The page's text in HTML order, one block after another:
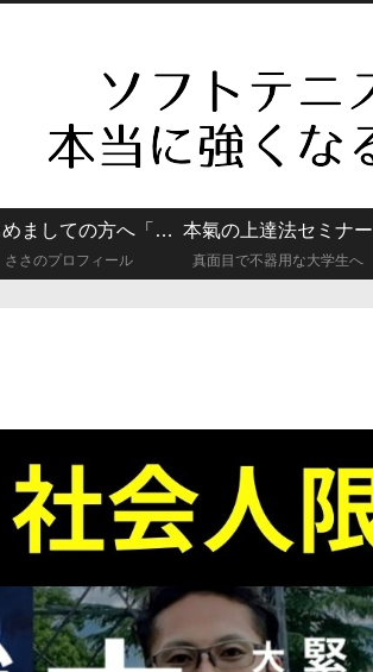
はじめましての方へ「真面目で不器用な大学生でもソフトテニスで強くなれた話」
ささのプロフィール
本氣の上達法セミナー
真面目で不器用な大学生へ